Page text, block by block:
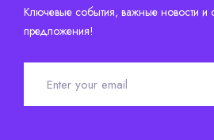
Ключевые события, важные новости и
предложения!